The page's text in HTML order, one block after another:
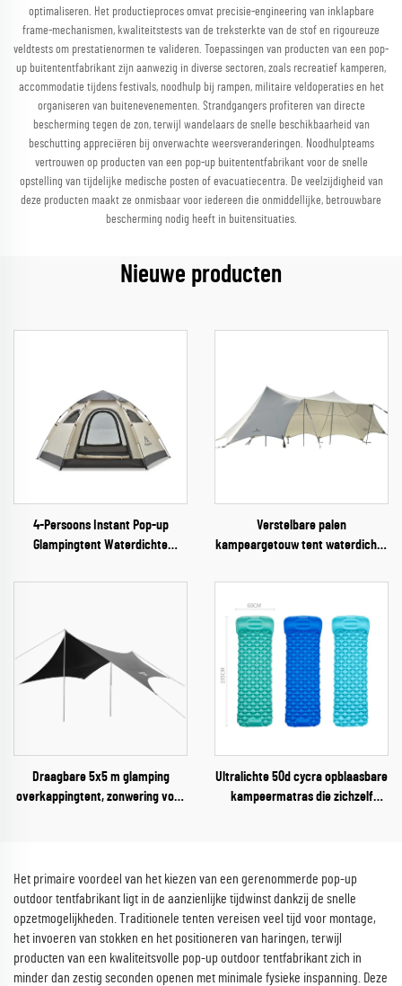
optimaliseren. Het productieproces omvat precisie-engineering van inklapbare
frame-mechanismen, kwaliteitstests van de treksterkte van de stof en rigoureuze
veldtests om prestatienormen te valideren. Toepassingen van producten van een pop-
up buitententfabrikant zijn aanwezig in diverse sectoren, zoals recreatief kamperen,
accommodatie tijdens festivals, noodhulp bij rampen, militaire veldoperaties en het
organiseren van buitenevenementen. Strandgangers profiteren van directe
bescherming tegen de zon, terwijl wandelaars de snelle beschikbaarheid van
beschutting appreciëren bij onverwachte weersveranderingen. Noodhulpteams
vertrouwen op producten van een pop-up buitententfabrikant voor de snelle
opstelling van tijdelijke medische posten of evacuatiecentra. De veelzijdigheid van
deze producten maakt ze onmisbaar voor iedereen die onmiddellijke, betrouwbare
bescherming nodig heeft in buitensituaties.
Nieuwe producten
4-Persoons Instant Pop-up
Glampingtent Waterdichte
Verstelbare palen
kampeargetouw tent waterdichte
feest strand overkapping
schaduwgetouw tent
Draagbare 5x5 m glamping
overkappingtent, zonwering voor
Ultralichte 50d cycra opblaasbare
kampeermatras die zichzelf
Het primaire voordeel van het kiezen van een gerenommerde pop-up
outdoor tentfabrikant ligt in de aanzienlijke tijdwinst dankzij de snelle
opzetmogelijkheden. Traditionele tenten vereisen veel tijd voor montage,
het invoeren van stokken en het positioneren van haringen, terwijl
producten van een kwaliteitsvolle pop-up outdoor tentfabrikant zich in
minder dan zestig seconden openen met minimale fysieke inspanning. Deze